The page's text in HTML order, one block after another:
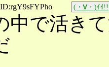
(・∀・)ｲｲ!!
中で活き